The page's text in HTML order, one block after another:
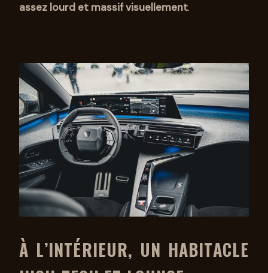
assez lourd et massif visuellement.
À L’INTÉRIEUR, UN HABITACLE